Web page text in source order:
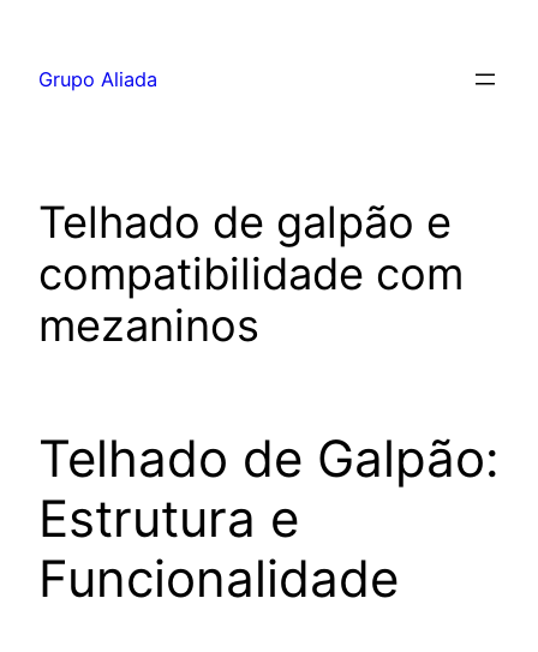
Grupo Aliada
Telhado de galpão e
compatibilidade com
mezaninos
Telhado de Galpão:
Estrutura e
Funcionalidade